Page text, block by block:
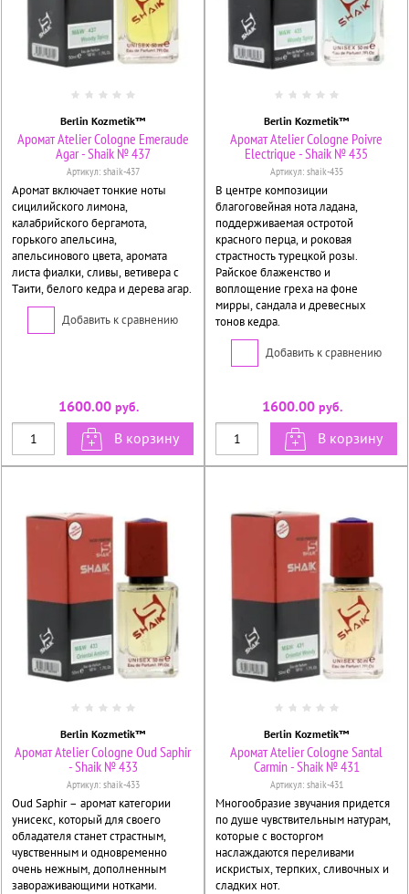
Berlin Kozmetik™
Аромат Atelier Cologne Emeraude
Agar - Shaik № 437
Артикул:shaik-437
Аромат включает тонкие ноты
сицилийского лимона,
калабрийского бергамота,
горького апельсина,
апельсинового цвета, аромата
листа фиалки, сливы, ветивера с
Таити, белого кедра и дерева агар.
Добавить к сравнению
1600.00руб.
В корзину
Berlin Kozmetik™
Аромат Atelier Cologne Poivre
Electrique - Shaik № 435
Артикул:shaik-435
В центре композиции
благоговейная нота ладана,
поддерживаемая остротой
красного перца, и роковая
страстность турецкой розы.
Райское блаженство и
воплощение греха на фоне
мирры, сандала и древесных
тонов кедра.
Добавить к сравнению
1600.00руб.
В корзину
Berlin Kozmetik™
Аромат Atelier Cologne Oud Saphir
- Shaik № 433
Артикул:shaik-433
Oud Saphir – аромат категории
унисекс, который для своего
обладателя станет страстным,
чувственным и одновременно
очень нежным, дополненным
завораживающими нотками.
Berlin Kozmetik™
Аромат Atelier Cologne Santal
Carmin - Shaik № 431
Артикул:shaik-431
Многообразие звучания придется
по душе чувствительным натурам,
которые с восторгом
наслаждаются переливами
искристых, терпких, сливочных и
сладких нот.